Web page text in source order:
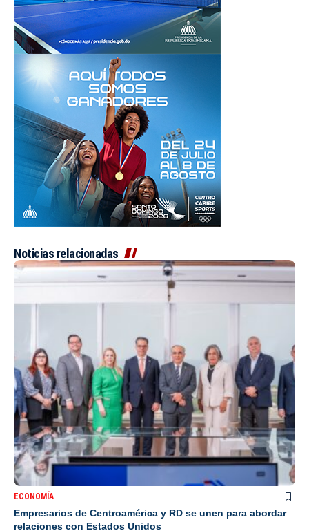
Noticias relacionadas
ECONOMÍA
Empresarios de Centroamérica y RD se unen para abordar
relaciones con Estados Unidos